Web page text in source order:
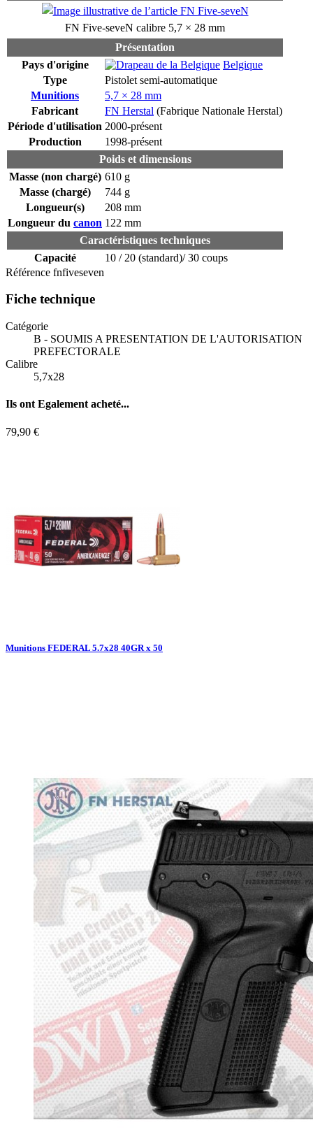
FN Five-seveN calibre 5,7 × 28 mm
Présentation
Pays d'origine
Belgique
Type
Pistolet semi-automatique
Munitions
5,7 × 28 mm
Fabricant
FN Herstal (Fabrique Nationale Herstal)
Période d'utilisation 2000-présent
Production
1998-présent
Poids et dimensions
Masse (non chargé) 610 g
Masse (chargé)
744 g
Longueur(s)
208 mm
Longueur du canon 122 mm
Caractéristiques techniques
Capacité
10 / 20 (standard)/ 30 coups
Référence fnfiveseven
Fiche technique
Catégorie
B - SOUMIS A PRESENTATION DE L'AUTORISATION
PREFECTORALE
Calibre
5,7x28
Ils ont Egalement acheté...
79,90 €
Munitions FEDERAL 5.7x28 40GR x 50